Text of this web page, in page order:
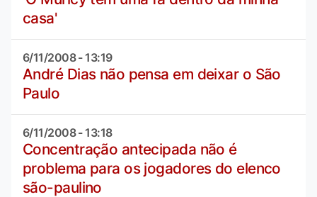
casa'
6/11/2008 - 13:19
André Dias não pensa em deixar o São
Paulo
6/11/2008 - 13:18
Concentração antecipada não é
problema para os jogadores do elenco
são-paulino